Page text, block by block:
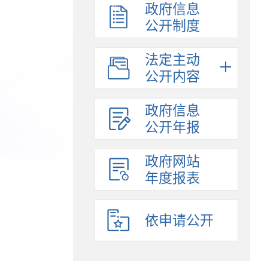
政府信息
公开制度
法定主动
公开内容
政府信息
公开年报
政府网站
年度报表
依申请公开